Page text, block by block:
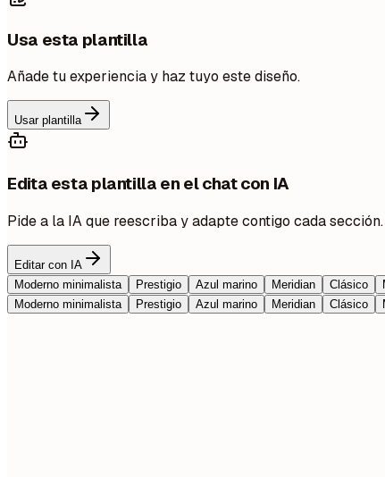
Usa esta plantilla
Añade tu experiencia y haz tuyo este diseño.
Usar plantilla
Edita esta plantilla en el chat con IA
Pide a la IA que reescriba y adapte contigo cada sección.
Editar con IA
Moderno minimalista
Prestigio Azul marino Meridian Clásico
Moderno minimalista
Prestigio Azul marino Meridian Clásico